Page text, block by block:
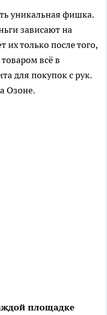
уникальная фишка.
зависают на
их только после того,
всё в
для покупок с рук.
Озоне.
площадке